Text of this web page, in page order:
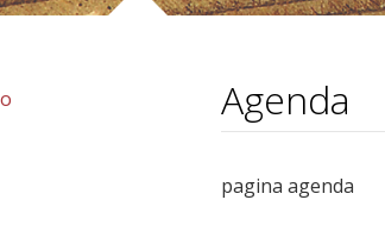
Agenda
pagina agenda